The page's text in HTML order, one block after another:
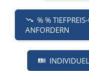
% %
ANFORDERN